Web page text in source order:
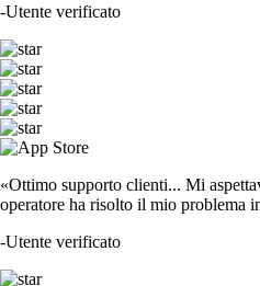
-Utente verificato
«Ottimo supporto clienti... Mi
operatore ha risolto il mio problema
-Utente verificato